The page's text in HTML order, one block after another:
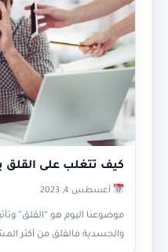
كيف تتغلب على القلق
أغسطس 4, 2023
موضوعنا اليوم هو “القلق”
والجسدية فالقلق من أكثر